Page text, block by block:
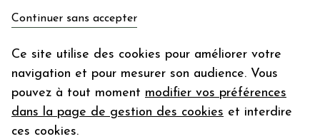
Continuer sans accepter
Ce site utilise des cookies pour améliorer votre
navigation et pour mesurer son audience. Vous
pouvez à tout moment modifier vos préférences
dans la page de gestion des cookies et interdire
ces cookies.
en bon d'achat
Votre
email
En m’abonnant, j’accepte de recevoir la newsletter de la